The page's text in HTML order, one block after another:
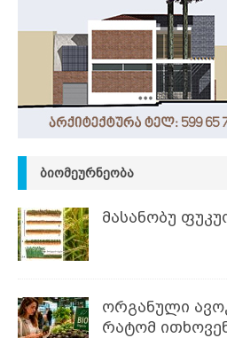
ᲑᲘᲝᲛᲔᲣᲠᲜᲔᲝᲑᲐ
მასანობუ
ორგანული
რატომ